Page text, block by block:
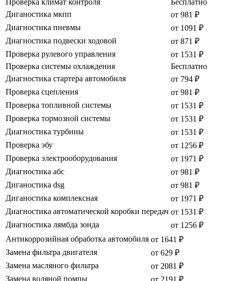
Проверка климат контроля
Бесплатно
Диганостика мкпп
от 981 ₽
Диагностика пневмы
от 1091 ₽
Диагностика подвески ходовой
от 871 ₽
Проверка рулевого управления
от 1531 ₽
Проверка системы охлаждения
Бесплатно
Диагностика стартера автомобиля
от 794 ₽
Проверка сцепления
от 981 ₽
Проверка топливной системы
от 1531 ₽
Проверка тормозной системы
от 1531 ₽
Диагностика турбины
от 1531 ₽
Проверка эбу
от 1256 ₽
Проверка электрооборудования
от 1971 ₽
Диагностика абс
от 981 ₽
Диганостика dsg
от 981 ₽
Диганостика комплексная
от 1971 ₽
Диагностика автоматической коробки передач от 1531 ₽
Диагностика лямбда зонда
от 1256 ₽
Антикоррозийная обработка автомобиля от 1641 ₽
Замена фильтра двигателя
от 629 ₽
Замена масляного фильтра
от 2081 ₽
Замена водяной помпы